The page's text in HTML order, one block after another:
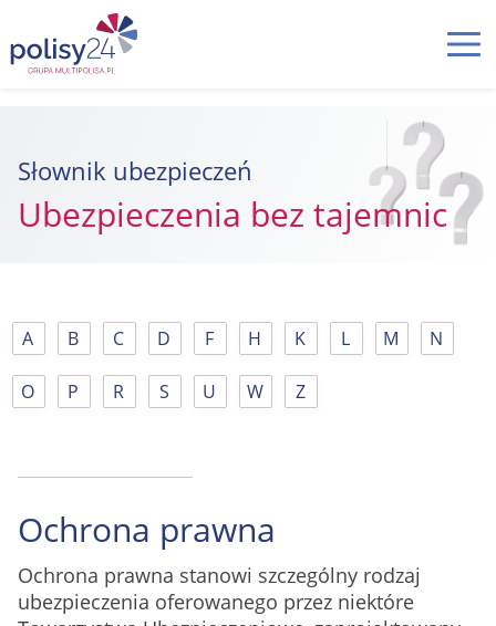
Słownik ubezpieczeń
Ubezpieczenia bez tajemnic
A B C D F H K L M N
O P R S U W Z
Ochrona prawna
Ochrona prawna stanowi szczególny rodzaj
ubezpieczenia oferowanego przez niektóre